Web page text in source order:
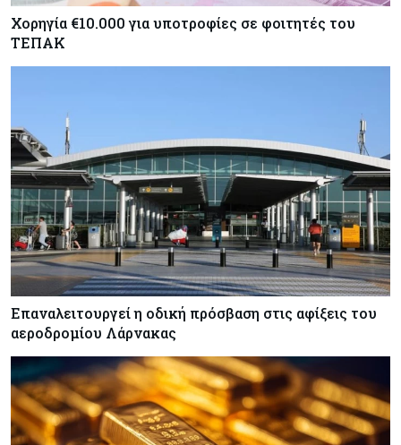
Χορηγία €10.000 για υποτροφίες σε φοιτητές του
ΤΕΠΑΚ
Επαναλειτουργεί η οδική πρόσβαση στις αφίξεις του
αεροδρομίου Λάρνακας